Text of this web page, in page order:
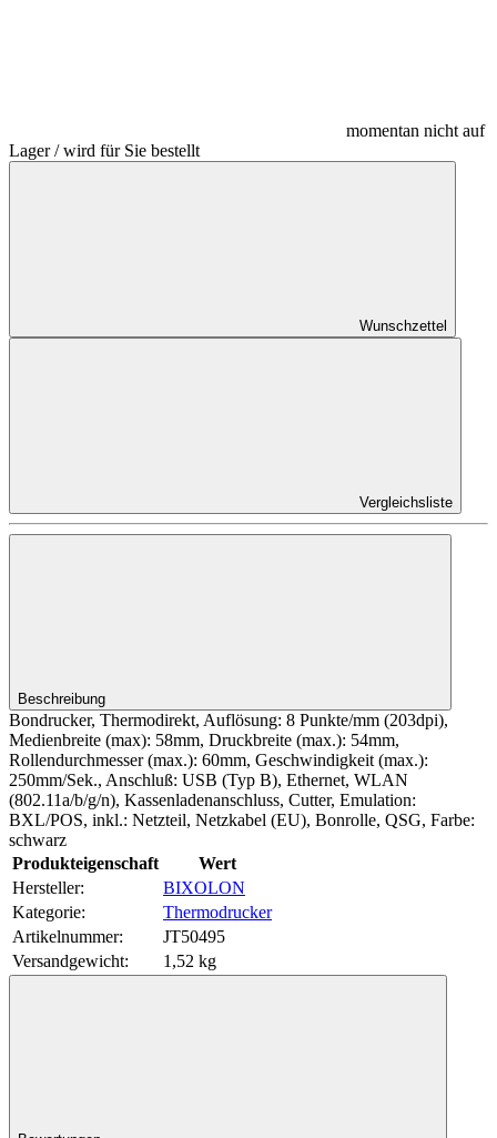
momentan nicht auf
Lager / wird für Sie bestellt
Wunschzettel
Vergleichsliste
Beschreibung
Bondrucker, Thermodirekt, Auflösung: 8 Punkte/mm (203dpi),
Medienbreite (max): 58mm, Druckbreite (max.): 54mm,
Rollendurchmesser (max.): 60mm, Geschwindigkeit (max.):
250mm/Sek., Anschluß: USB (Typ B), Ethernet, WLAN
(802.11a/b/g/n), Kassenladenanschluss, Cutter, Emulation:
BXL/POS, inkl.: Netzteil, Netzkabel (EU), Bonrolle, QSG, Farbe:
schwarz
Produkteigenschaft
Wert
Hersteller:
BIXOLON
Kategorie:
Thermodrucker
Artikelnummer:
JT50495
Versandgewicht‍:
1,52 kg